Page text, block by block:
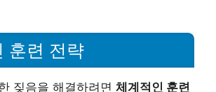
훈련 전략
짖음을 해결하려면 체계적인 훈련